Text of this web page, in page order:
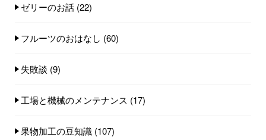
ゼリーのお話 (22)
フルーツのおはなし (60)
失敗談 (9)
工場と機械のメンテナンス (17)
果物加工の豆知識 (107)